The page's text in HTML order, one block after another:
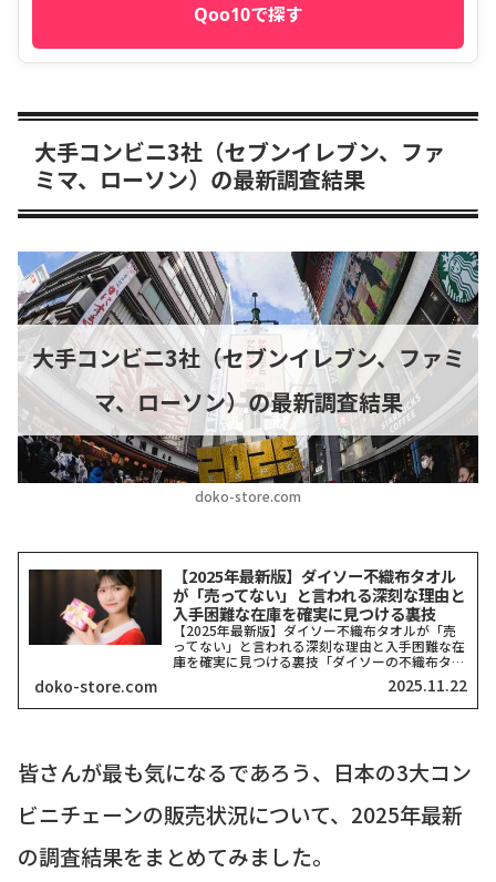
Qoo10で探す
大手コンビニ3社（セブンイレブン、ファ
ミマ、ローソン）の最新調査結果
doko-store.com
大手コンビニ3社（セブンイレブン、ファミ
マ、ローソン）の最新調査結果
【2025年最新版】ダイソー不織布タオル
が「売ってない」と言われる深刻な理由と
入手困難な在庫を確実に見つける裏技
【2025年最新版】ダイソー不織布タオルが「売
ってない」と言われる深刻な理由と入手困難な在
庫を確実に見つける裏技「ダイソーの不織布タオ
ルがどこにも売ってない！」そう嘆いている方、
本当に多いですよね。私も探し回った経験がある
ので、その気持ち、...
doko-store.com 2025.11.22
皆さんが最も気になるであろう、日本の3大コン
ビニチェーンの販売状況について、2025年最新
の調査結果をまとめてみました。